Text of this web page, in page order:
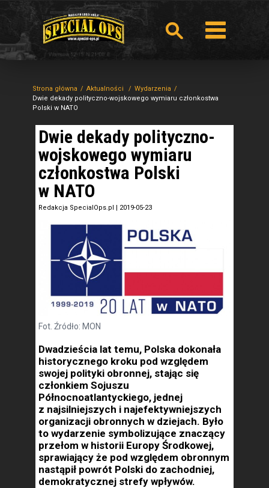
Strona główna Aktualności
Wydarzenia
Dwie dekady polityczno-wojskowego wymiaru członkostwa
Polski w NATO
Dwie dekady polityczno-
wojskowego wymiaru
członkostwa Polski
w NATO
Redakcja SpecialOps.pl | 2019-05-23
Fot. Źródło: MON
Dwadzieścia lat temu, Polska dokonała
historycznego kroku pod względem
swojej polityki obronnej, stając się
członkiem Sojuszu
Północnoatlantyckiego, jednej
z najsilniejszych i najefektywniejszych
organizacji obronnych w dziejach. Było
to wydarzenie symbolizujące znaczący
przełom w historii Europy Środkowej,
sprawiający że pod względem obronnym
nastąpił powrót Polski do zachodniej,
demokratycznej strefy wpływów.